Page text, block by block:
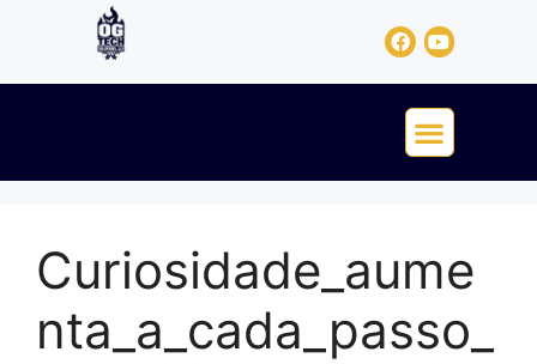
Curiosidade_aume
nta_a_cada_passo_